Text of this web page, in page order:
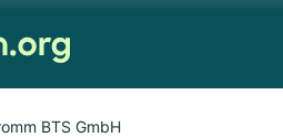
BTS GmbH